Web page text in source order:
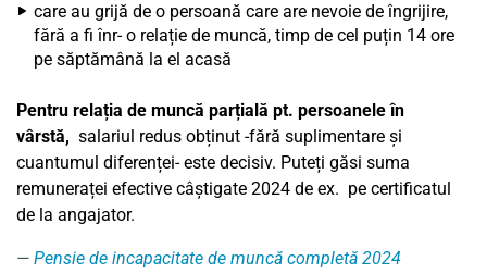
care au grijă de o persoană care are nevoie de îngrijire,
fără a fi înr- o relație de muncă, timp de cel puțin 14 ore
pe săptămână la el acasă
Pentru relația de muncă parțială pt. persoanele în
vârstă, salariul redus obținut -fără suplimentare și
cuantumul diferenței- este decisiv. Puteți găsi suma
remuneraței efective câștigate 2024 de ex. pe certificatul
de la angajator.
Pensie de incapacitate de muncă completă 2024